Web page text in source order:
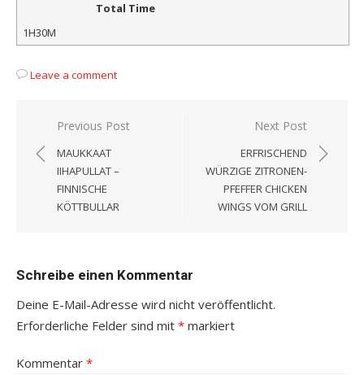
Total Time
1H30M
Leave a comment
Beitragsnavigation
Previous Post
MAUKKAAT
IIHAPULLAT –
FINNISCHE
KÖTTBULLAR
Next Post
ERFRISCHEND
WÜRZIGE ZITRONEN-
PFEFFER CHICKEN
WINGS VOM GRILL
Schreibe einen Kommentar
Deine E-Mail-Adresse wird nicht veröffentlicht.
Erforderliche Felder sind mit * markiert
Kommentar *